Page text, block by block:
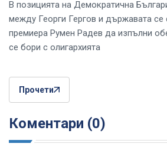
В позицията на Демократична
между Георги Гергов и държавата се
премиера Румен Радев да изпълни
се бори с олигархията
Прочети
Коментари (0)